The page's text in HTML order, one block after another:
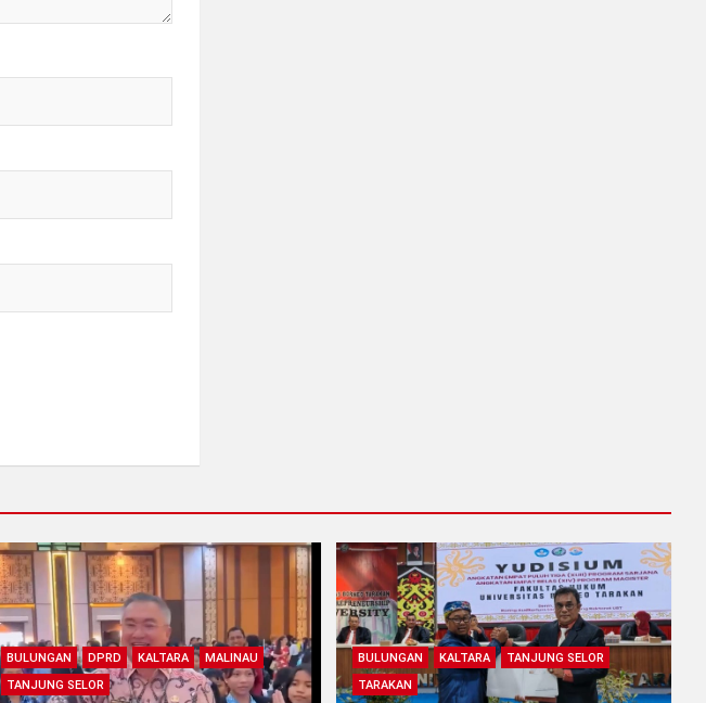
BULUNGAN DPRD KALTARA
MALINAU
TANJUNG SELOR
BULUNGAN KALTARA
TANJUNG SELOR
TARAKAN